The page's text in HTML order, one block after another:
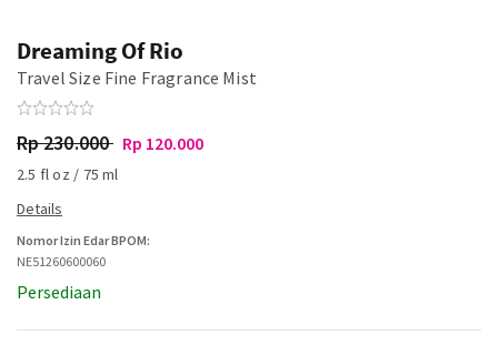
Dreaming Of Rio
Travel Size Fine Fragrance Mist
Rp 230.000 Rp 120.000
2.5 fl oz / 75 ml
Nomor Izin Edar BPOM:
NE51260600060
Persediaan